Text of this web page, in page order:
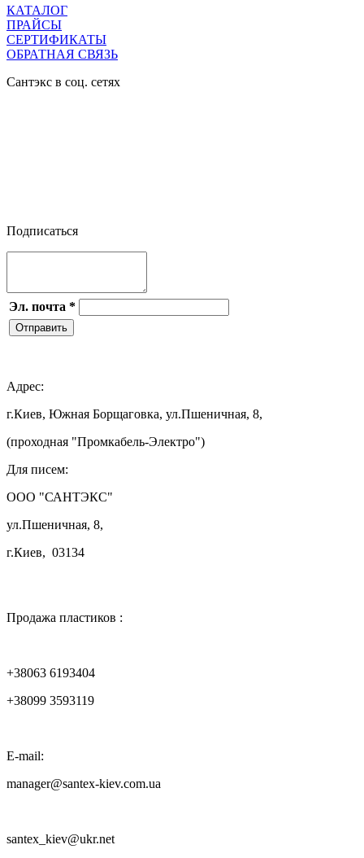
КАТАЛОГ
ПРАЙСЫ
СЕРТИФИКАТЫ
ОБРАТНАЯ СВЯЗЬ
Сантэкс в соц. сетях
Подписаться
Эл. почта *
Отправить
Адрес:
г.Киев, Южная Борщаговка, ул.Пшеничная, 8,
(проходная "Промкабель-Электро")
Для писем:
ООО "САНТЭКС"
ул.Пшеничная, 8,
г.Киев, 03134
Продажа пластиков :
+38063 6193404
+38099 3593119
E-mail:
manager@santex-kiev.com.ua
santex_kiev@ukr.net